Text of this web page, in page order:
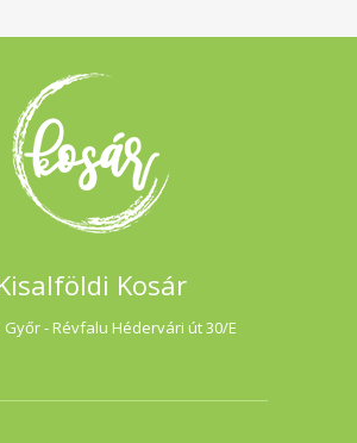
Kosár
Győr - Révfalu Hédervári út 30/E